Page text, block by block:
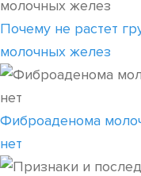
Почему не растет
молочных желез
Фиброаденома
нет